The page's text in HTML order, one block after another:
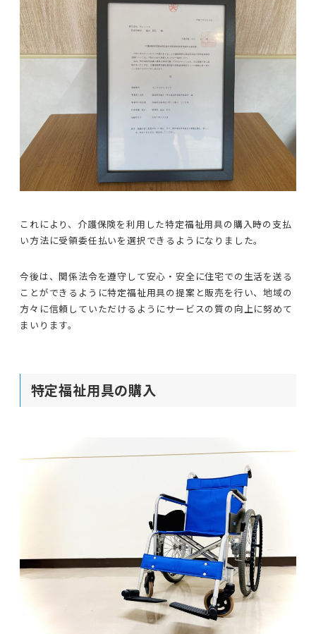
これにより、介護保険を利用した特定福祉用具の購入時の支払
い方法に受領委任払いを選択できるようになりました。
今後は、関係法令を遵守して安心・安全に住宅での生活を送る
ことができるように特定福祉用具の提案と販売を行い、地域の
方々に信頼していただけるようにサービスの質の向上に努めて
まいります。
特定福祉用具の購入